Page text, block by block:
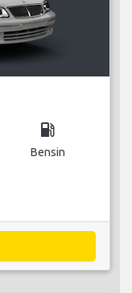
local_gas_station
Bensin